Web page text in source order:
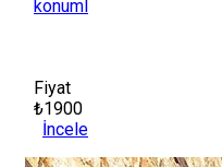
konuml
Fiyat
₺1900
İncele